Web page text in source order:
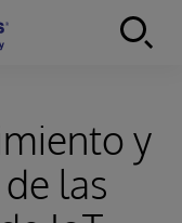
y
las